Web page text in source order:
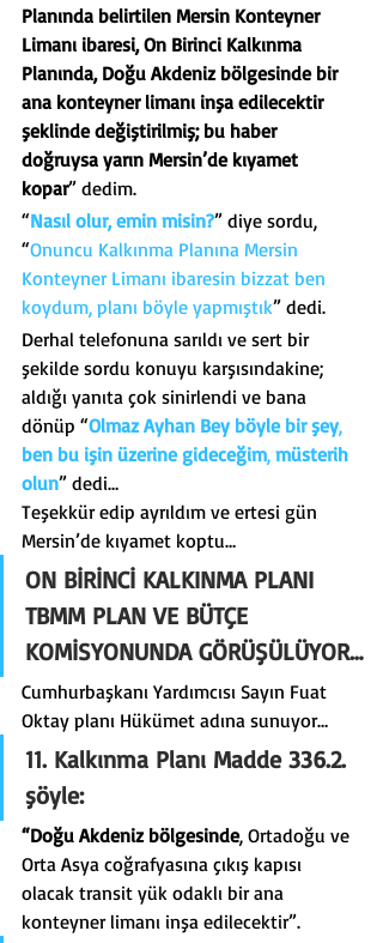
Planında belirtilen Mersin Konteyner
Limanı ibaresi, On Birinci Kalkınma
Planında, Doğu Akdeniz bölgesinde bir
ana konteyner limanı inşa edilecektir
şeklinde değiştirilmiş; bu haber
doğruysa yarın Mersin’de kıyamet
kopar” dedim.
“Nasıl olur, emin misin?” diye sordu,
“Onuncu Kalkınma Planına Mersin
Konteyner Limanı ibaresin bizzat ben
koydum, planı böyle yapmıştık” dedi.
Derhal telefonuna sarıldı ve sert bir
şekilde sordu konuyu karşısındakine;
aldığı yanıta çok sinirlendi ve bana
dönüp “Olmaz Ayhan Bey böyle bir şey,
ben bu işin üzerine gideceğim, müsterih
olun” dedi…
Teşekkür edip ayrıldım ve ertesi gün
Mersin’de kıyamet koptu…
ON BİRİNCİ KALKINMA PLANI
TBMM PLAN VE BÜTÇE
KOMİSYONUNDA GÖRÜŞÜLÜYOR…
Cumhurbaşkanı Yardımcısı Sayın Fuat
Oktay planı Hükümet adına sunuyor…
11. Kalkınma Planı Madde 336.2.
şöyle:
“Doğu Akdeniz bölgesinde, Ortadoğu ve
Orta Asya coğrafyasına çıkış kapısı
olacak transit yük odaklı bir ana
konteyner limanı inşa edilecektir”.